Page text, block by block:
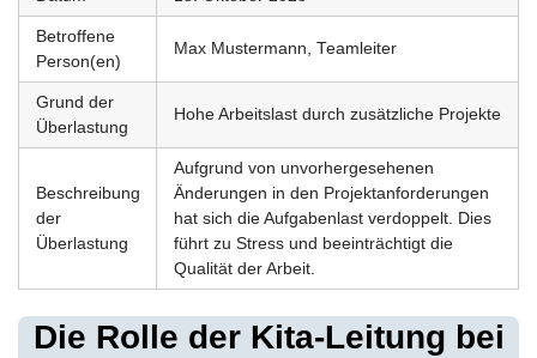
Betroffene
Person(en)
Max Mustermann, Teamleiter
Grund der
Überlastung
Hohe Arbeitslast durch zusätzliche Projekte
Beschreibung
der
Überlastung
Aufgrund von unvorhergesehenen
Änderungen in den Projektanforderungen
hat sich die Aufgabenlast verdoppelt. Dies
führt zu Stress und beeinträchtigt die
Qualität der Arbeit.
Die Rolle der Kita-Leitung bei